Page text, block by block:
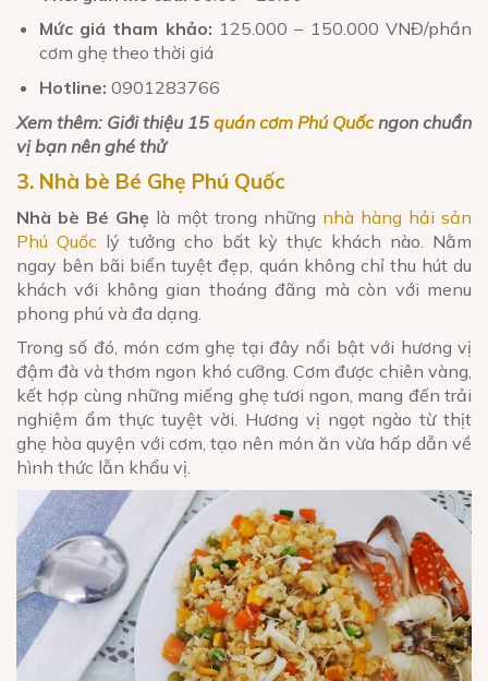
Mức giá tham khảo: 125.000 – 150.000 VNĐ/phần
cơm ghẹ theo thời giá
Hotline: 0901283766
Xem thêm: Giới thiệu 15 quán cơm Phú Quốcngon chuẩn
vị bạn nên ghé thử
3. Nhà bè Bé Ghẹ Phú Quốc
Nhà bè Bé Ghẹ là một trong những nhà hàng hải sản
Phú Quốc lý tưởng cho bất kỳ thực khách nào. Nằm
ngay bên bãi biển tuyệt đẹp, quán không chỉ thu hút du
khách với không gian thoáng đãng mà còn với menu
phong phú và đa dạng.
Trong số đó, món cơm ghẹ tại đây nổi bật với hương vị
đậm đà và thơm ngon khó cưỡng. Cơm được chiên vàng,
kết hợp cùng những miếng ghẹ tươi ngon, mang đến trải
nghiệm ẩm thực tuyệt vời. Hương vị ngọt ngào từ thịt
ghẹ hòa quyện với cơm, tạo nên món ăn vừa hấp dẫn về
hình thức lẫn khẩu vị.